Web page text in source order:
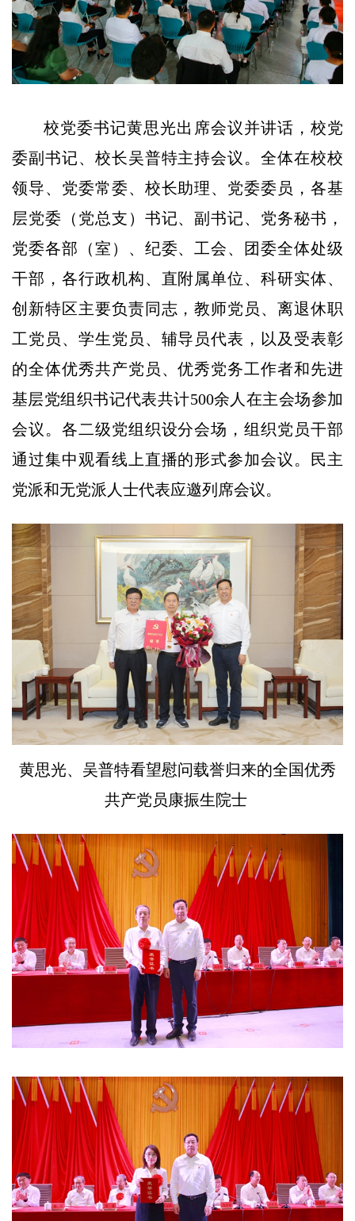
校党委书记黄思光出席会议并讲话，校党
委副书记、校长吴普特主持会议。全体在校校
领导、党委常委、校长助理、党委委员，各基
层党委（党总支）书记、副书记、党务秘书，
党委各部（室）、纪委、工会、团委全体处级
干部，各行政机构、直附属单位、科研实体、
创新特区主要负责同志，教师党员、离退休职
工党员、学生党员、辅导员代表，以及受表彰
的全体优秀共产党员、优秀党务工作者和先进
基层党组织书记代表共计500余人在主会场参加
会议。各二级党组织设分会场，组织党员干部
通过集中观看线上直播的形式参加会议。民主
党派和无党派人士代表应邀列席会议。
黄思光、吴普特看望慰问载誉归来的全国优秀
共产党员康振生院士